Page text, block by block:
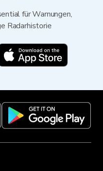
für Warnungen,
Radarhistorie